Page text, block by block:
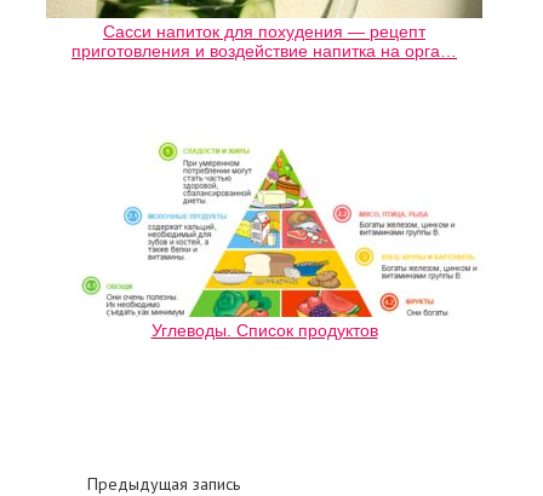
Сасси напиток для похудения — рецепт
приготовления и воздействие напитка на орга…
Углеводы. Список продуктов
Предыдущая запись